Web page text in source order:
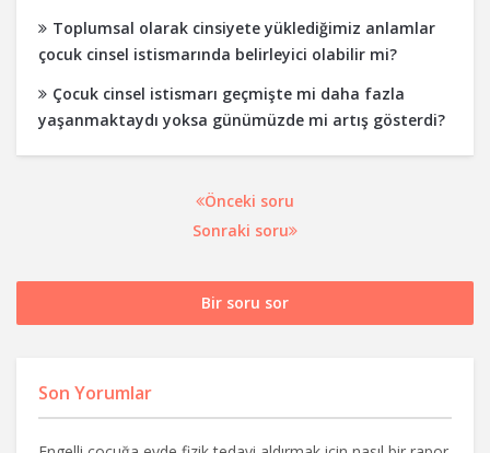
Toplumsal olarak cinsiyete yüklediğimiz anlamlar
çocuk cinsel istismarında belirleyici olabilir mi?
Çocuk cinsel istismarı geçmişte mi daha fazla
yaşanmaktaydı yoksa günümüzde mi artış gösterdi?
Önceki soru
Sonraki soru
Bir soru sor
Son Yorumlar